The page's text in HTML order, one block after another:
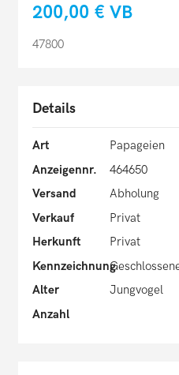
200,00 € VB
47800
Details
Art
Papageien
Anzeigennr.
464650
Versand
Abholung
Verkauf
Privat
Herkunft
Privat
Kennzeichnung
Alter
Jungvogel
Anzahl